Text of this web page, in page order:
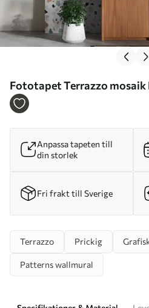
Fototapet Terrazzo
Anpassa tapeten till
din storlek
Fri frakt till Sverige
Terrazzo Prickig
Patterns wallmural